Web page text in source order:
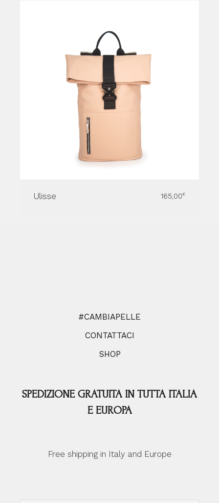
Ulisse 165,00€
#CAMBIAPELLE
CONTATTACI
SHOP
SPEDIZIONE GRATUITA IN TUTTA ITALIA
E EUROPA
Free shipping in Italy and Europe